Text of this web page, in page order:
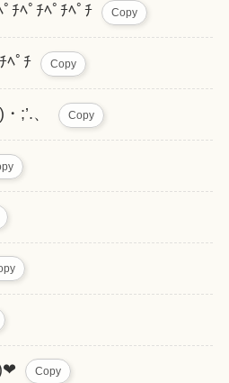
ﾁﾍﾟﾁﾍﾟﾁﾍﾟﾁ Copy
ﾍﾟﾁ Copy
;’.、 Copy
Copy